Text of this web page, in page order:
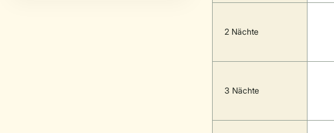
2 Nächte
3 Nächte